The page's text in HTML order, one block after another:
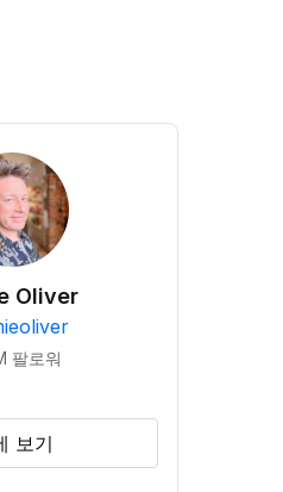
Oliver
팔로워
보기